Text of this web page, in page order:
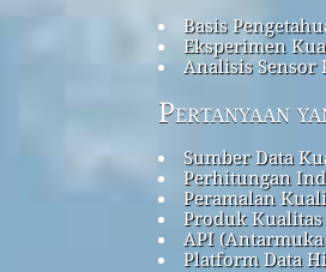
Basis
Eksperimen
Analisis Sensor
Pertanyaan
Sumber Data
Perhitungan
Peramalan
Produk
API
Platform Data